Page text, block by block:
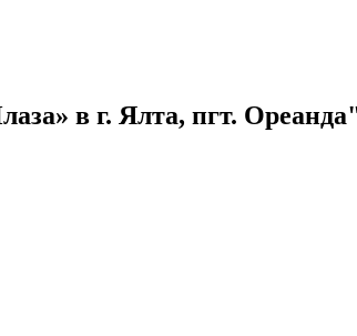
в г. Ялта, пгт.